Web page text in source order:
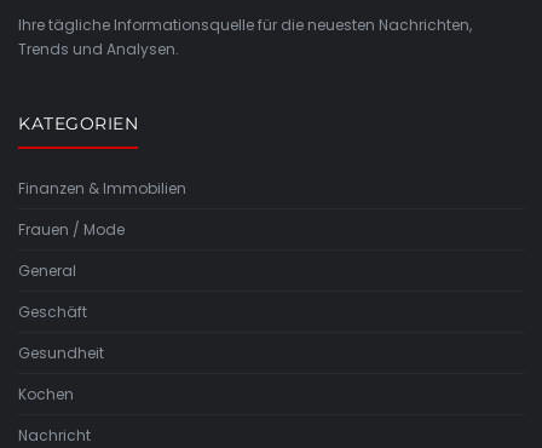
Ihre tägliche Informationsquelle für die neuesten Nachrichten,
Trends und Analysen.
KATEGORIEN
Finanzen & Immobilien
Frauen / Mode
General
Geschäft
Gesundheit
Kochen
Nachricht